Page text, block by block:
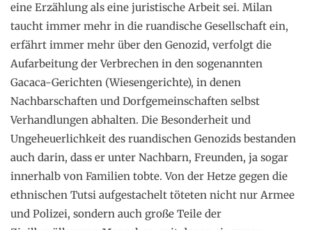
eine Erzählung als eine juristische Arbeit sei. Milan
taucht immer mehr in die ruandische Gesellschaft ein,
erfährt immer mehr über den Genozid, verfolgt die
Aufarbeitung der Verbrechen in den sogenannten
Gacaca-Gerichten (Wiesengerichte), in denen
Nachbarschaften und Dorfgemeinschaften selbst
Verhandlungen abhalten. Die Besonderheit und
Ungeheuerlichkeit des ruandischen Genozids bestanden
auch darin, dass er unter Nachbarn, Freunden, ja sogar
innerhalb von Familien tobte. Von der Hetze gegen die
ethnischen Tutsi aufgestachelt töteten nicht nur Armee
und Polizei, sondern auch große Teile der